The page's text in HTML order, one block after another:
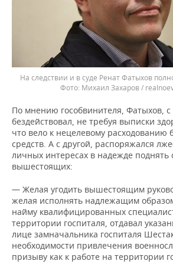
На следствии и в суде Ренат Фатыхов
Михаил Захаров /
По мнению гособвинителя, Фатыхов,
бездействовал, не требуя выписки
что вело к нецелевому
средств. А с другой, распоряжался
личных интересах в надежде поднять
вышестоящих:
— Желая угодить вышестоящим
желая исполнять надлежащим
найму квалифицированных
территории госпиталя, отдавал
лице замначальника госпиталя
необходимости привлечения
призыву как к работе на территории